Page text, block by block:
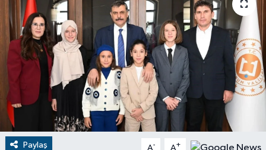
Paylaş A- A+
RESMİ İLANLAR